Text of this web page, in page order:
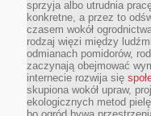
sprzyja albo utrudnia
konkretne, a przez to
czasem wokół
rodzaj więzi między
odmianach pomidorów,
zaczynają obejmować
internecie rozwija się
skupiona wokół upraw,
ekologicznych metod